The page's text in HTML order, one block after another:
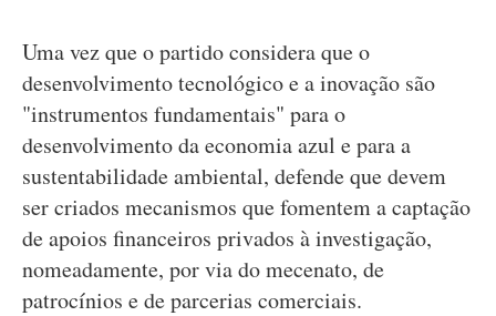
Uma vez que o partido considera que o
desenvolvimento tecnológico e a inovação são
"instrumentos fundamentais" para o
desenvolvimento da economia azul e para a
sustentabilidade ambiental, defende que devem
ser criados mecanismos que fomentem a captação
de apoios financeiros privados à investigação,
nomeadamente, por via do mecenato, de
patrocínios e de parcerias comerciais.